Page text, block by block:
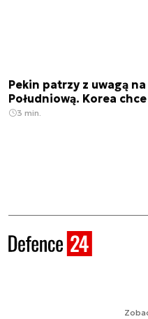
Pekin patrzy z uwagą
Południową. Korea
3 min.